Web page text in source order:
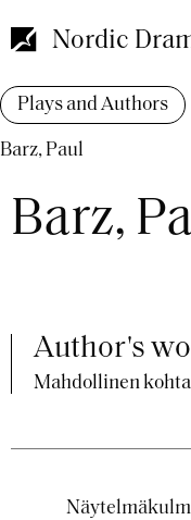
to
main
Nordic
Breadcrumb
Plays and Authors
Barz, Paul
Barz,
Author's
Mahdollinen